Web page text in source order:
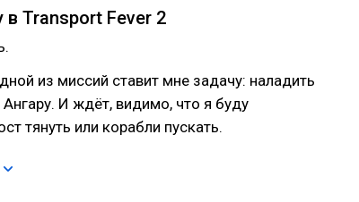
в Transport Fever 2
из миссий ставит мне задачу: наладить
Ангару. И ждёт, видимо, что я буду
тянуть или корабли пускать.